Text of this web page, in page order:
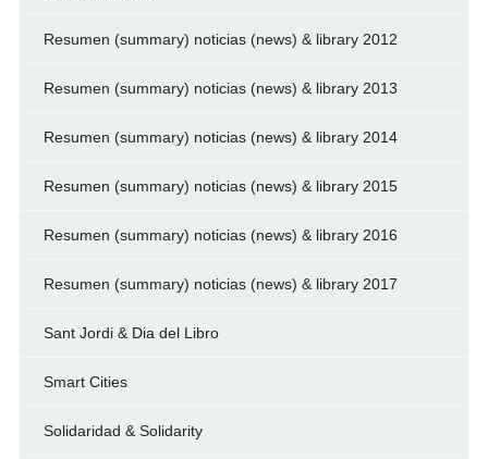
Resumen (summary) noticias (news) & library 2012
Resumen (summary) noticias (news) & library 2013
Resumen (summary) noticias (news) & library 2014
Resumen (summary) noticias (news) & library 2015
Resumen (summary) noticias (news) & library 2016
Resumen (summary) noticias (news) & library 2017
Sant Jordi & Dia del Libro
Smart Cities
Solidaridad & Solidarity